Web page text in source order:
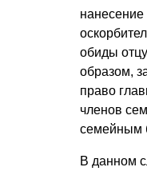
обиды
образом,
право
членов
семейным
В данном